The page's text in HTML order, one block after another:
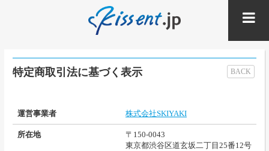
特定商取引法に基づく表示 BACK
運営事業者 株式会社SKIYAKI
所在地
〒150-0043
東京都渋谷区道玄坂二丁目25番12号